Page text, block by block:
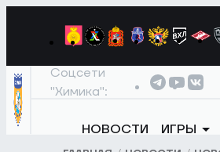
Соцсети
"Химика":
НОВОСТИ ИГРЫ